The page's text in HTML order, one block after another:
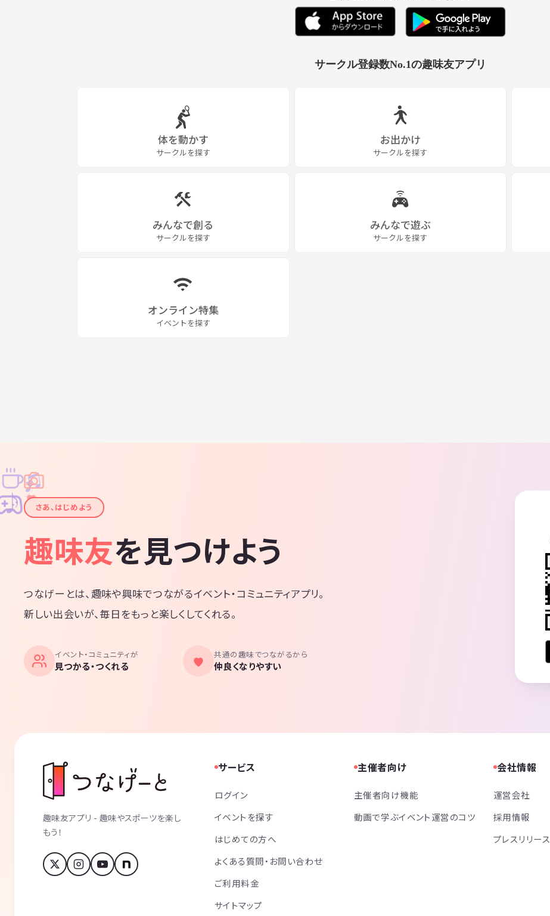
サークル登録数No.1の趣味友アプリ
体を動かす
サークルを探す
お出かけ
サークルを探す
みんなで創る
サークルを探す
みんなで遊ぶ
サークルを探す
オンライン特集
イベントを探す
✦
✦
✧
✧
♪
♫
さあ、はじめよう
趣味友を見つけよう
つなげーとは、趣味や興味でつながるイベント・コミュニティアプリ。
新しい出会いが、毎日をもっと楽しくしてくれる。
イベント・コミュニティが
見つかる・つくれる
共通の趣味でつながるから
仲良くなりやすい
趣味友アプリ - 趣味やスポーツを楽し
もう！
サービス
ログイン
イベントを探す
はじめての方へ
よくある質問・お問い合わせ
ご利用料金
サイトマップ
主催者向け
主催者向け機能
動画で学ぶイベント運営のコツ
会社情報
運営会社
採用情報
プレスリリース